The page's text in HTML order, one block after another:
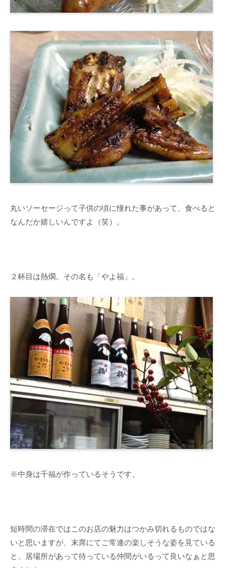
丸いソーセージって子供の頃に憧れた事があって、食べると
なんだか嬉しいんですよ（笑）。
２杯目は熱燗。その名も「やよ福」。
※中身は千福が作っているそうです。
短時間の滞在ではこのお店の魅力はつかみ切れるものではな
いと思いますが、末席にてご常連の楽しそうな姿を見ている
と、居場所があって待っている仲間がいるって良いなぁと思